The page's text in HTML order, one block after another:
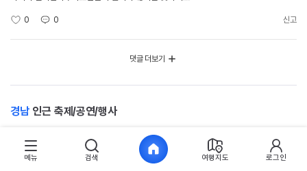
0 0 신고
댓글 더보기
경남 인근 축제/공연/행사
메뉴 검색 여행지도 로그인